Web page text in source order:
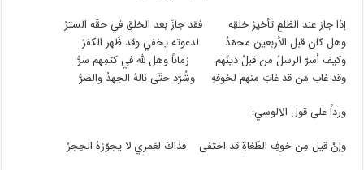
إذا جاز عند الظلمِ تأخيرُ خلقِه فقد جازَ بعد الخلقِ في حقّه السترُ
وهل كان قبل الأربعين محمّدُ لدعوته يخفي وقد ظَهر الكفرُ
وكيف أسرَّ الرسلُ من قبلُ دينَهم زماناً وهل لله في كتمِهم سرُّ
وقد غاب مَن قد غابَ منهم لخوفهِ وشُرّد حتّى نالهُ الجهدُ والضرُّ
ورداً على قول الآلوسي:
وإنْ قيل مِن خوفِ الطّغاةِ قد اختفى فذاكَ لعَمري لا يجوّزهُ الحِجرُ